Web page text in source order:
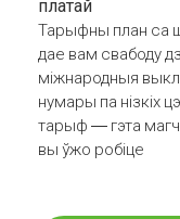
платай
Тарыфны план са
дае вам свабоду
міжнародныя
нумары па нізкіх
тарыф — гэта
вы ўжо робіце